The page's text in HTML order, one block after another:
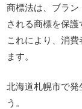
商標法は、ブラ
される商標を保護
これにより、消
ます。
北海道札幌市で
う。